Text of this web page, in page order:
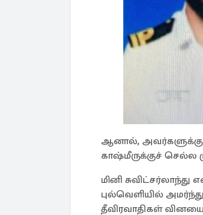
ஆனால், அவர்களுக்கு
காஷ்மீருக்குச் செல்ல
மினி
புல்வெளியில்
தீவிரவாதிகள்